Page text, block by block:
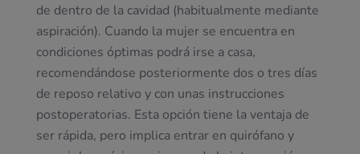
de dentro de la cavidad (habitualmente mediante
aspiración). Cuando la mujer se encuentra en
condiciones óptimas podrá irse a casa,
recomendándose posteriormente dos o tres días
de reposo relativo y con unas instrucciones
postoperatorias. Esta opción tiene la ventaja de
ser rápida, pero implica entrar en quirófano y